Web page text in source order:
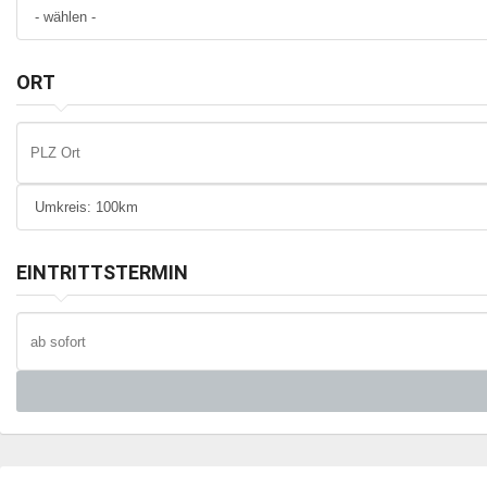
ORT
EINTRITTSTERMIN